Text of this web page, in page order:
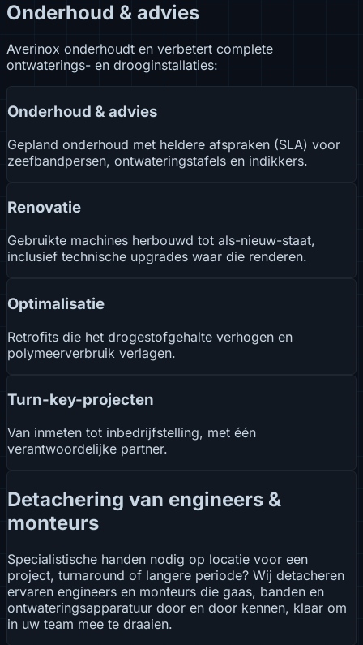
Onderhoud & advies
Averinox onderhoudt en verbetert complete
ontwaterings- en drooginstallaties:
Onderhoud & advies
Gepland onderhoud met heldere afspraken (SLA) voor
zeefbandpersen, ontwateringstafels en indikkers.
Renovatie
Gebruikte machines herbouwd tot als-nieuw-staat,
inclusief technische upgrades waar die renderen.
Optimalisatie
Retrofits die het drogestofgehalte verhogen en
polymeerverbruik verlagen.
Turn-key-projecten
Van inmeten tot inbedrijfstelling, met één
verantwoordelijke partner.
Detachering van engineers &
monteurs
Specialistische handen nodig op locatie voor een
project, turnaround of langere periode? Wij detacheren
ervaren engineers en monteurs die gaas, banden en
ontwateringsapparatuur door en door kennen, klaar om
in uw team mee te draaien.